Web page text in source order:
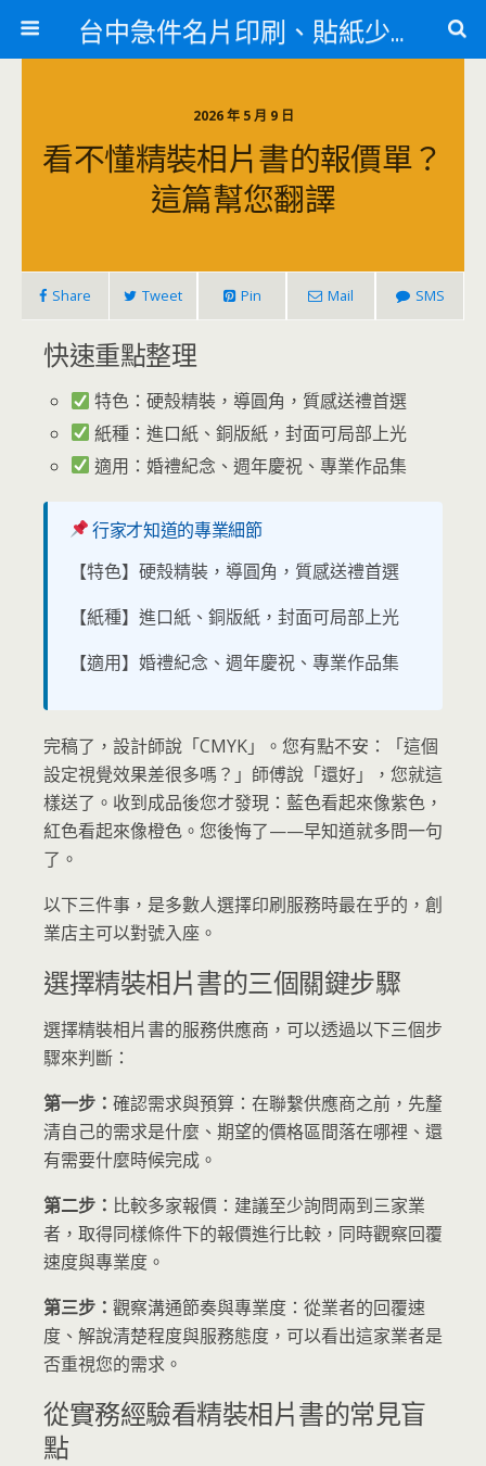
台中急件名片印刷、貼紙少量印刷、訃聞印刷、紋身貼
2026 年 5 月 9 日
看不懂精裝相片書的報價單？
這篇幫您翻譯
Share Tweet Pin Mail SMS
快速重點整理
特色：硬殼精裝，導圓角，質感送禮首選
紙種：進口紙、銅版紙，封面可局部上光
適用：婚禮紀念、週年慶祝、專業作品集
行家才知道的專業細節
【特色】硬殼精裝，導圓角，質感送禮首選
【紙種】進口紙、銅版紙，封面可局部上光
【適用】婚禮紀念、週年慶祝、專業作品集
完稿了，設計師說「CMYK」。您有點不安：「這個
設定視覺效果差很多嗎？」師傅說「還好」，您就這
樣送了。收到成品後您才發現：藍色看起來像紫色，
紅色看起來像橙色。您後悔了——早知道就多問一句
了。
以下三件事，是多數人選擇印刷服務時最在乎的，創
業店主可以對號入座。
選擇精裝相片書的三個關鍵步驟
選擇精裝相片書的服務供應商，可以透過以下三個步
驟來判斷：
第一步： 確認需求與預算：在聯繫供應商之前，先釐
清自己的需求是什麼、期望的價格區間落在哪裡、還
有需要什麼時候完成。
第二步： 比較多家報價：建議至少詢問兩到三家業
者，取得同樣條件下的報價進行比較，同時觀察回覆
速度與專業度。
第三步： 觀察溝通節奏與專業度：從業者的回覆速
度、解說清楚程度與服務態度，可以看出這家業者是
否重視您的需求。
從實務經驗看精裝相片書的常見盲
點